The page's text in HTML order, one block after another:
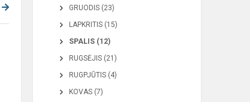
GRUODIS (23)
LAPKRITIS (15)
SPALIS (12)
RUGSĖJIS (21)
RUGPJŪTIS (4)
KOVAS (7)